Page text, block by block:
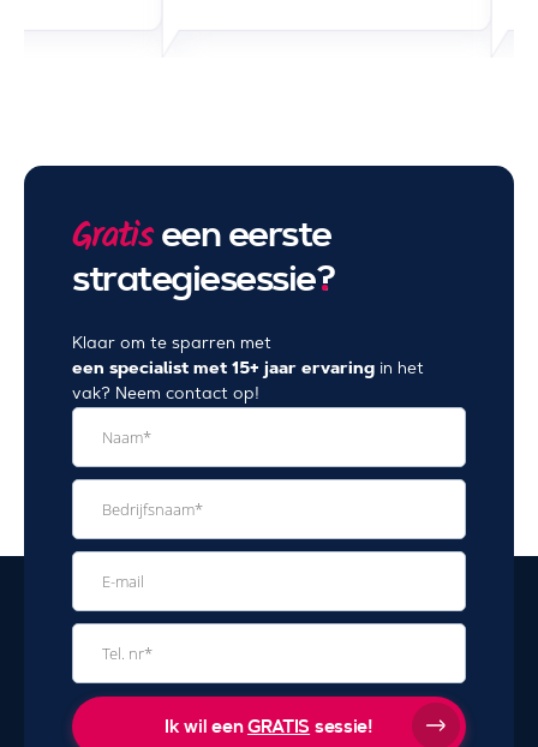
Gratiseen eerste
strategiesessie?
Klaar om te sparren met
een specialist met 15+ jaar ervaring in het
vak? Neem contact op!
Ik wil eenGRATIS sessie!